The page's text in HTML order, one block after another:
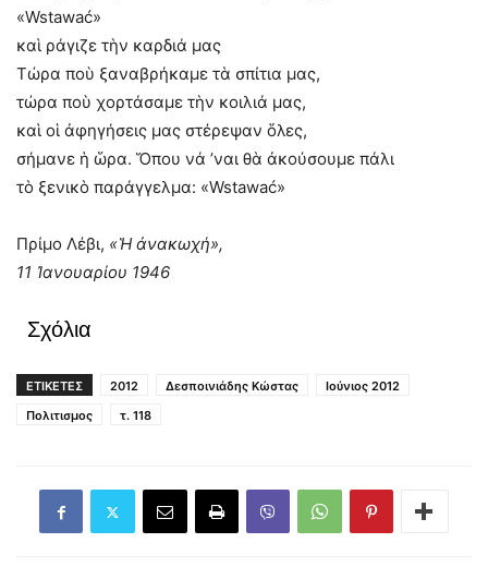
«Wstawać»
καὶ ράγιζε τὴν καρδιά μας
Τώρα ποὺ ξαναβρήκαμε τὰ σπίτια μας,
τώρα ποὺ χορτάσαμε τὴν κοιλιά μας,
καὶ οἱ ἀφηγήσεις μας στέρεψαν ὅλες,
σήμανε ἡ ὥρα. Ὅπου νά ’ναι θὰ ἀκούσουμε πάλι
τὸ ξενικὸ παράγγελμα: «Wstawać»
Πρίμο Λέβι, «Ἡ ἀνακωχή»,
11 Ἰανουαρίου 1946
Σχόλια
ΕΤΙΚΕΤΕΣ 2012 Δεσποινιάδης Κώστας
Ιούνιος 2012
Πολιτισμος
τ. 118